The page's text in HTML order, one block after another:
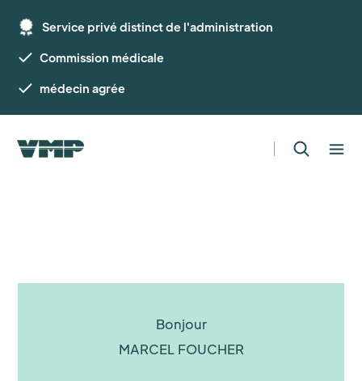
Service privé distinct de l'administration
Commission médicale
médecin agrée
Bonjour
MARCEL FOUCHER